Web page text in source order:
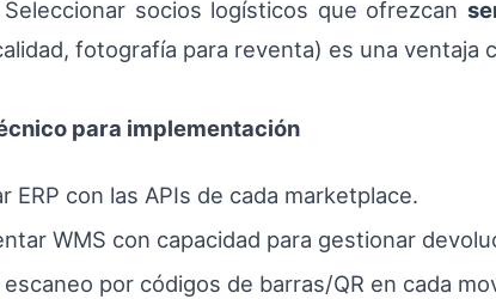
socios logísticos que ofrezcan
fotografía para reventa) es una ventaja
para implementación
ERP con las APIs de cada marketplace.
WMS con capacidad para gestionar
por códigos de barras/QR en cada